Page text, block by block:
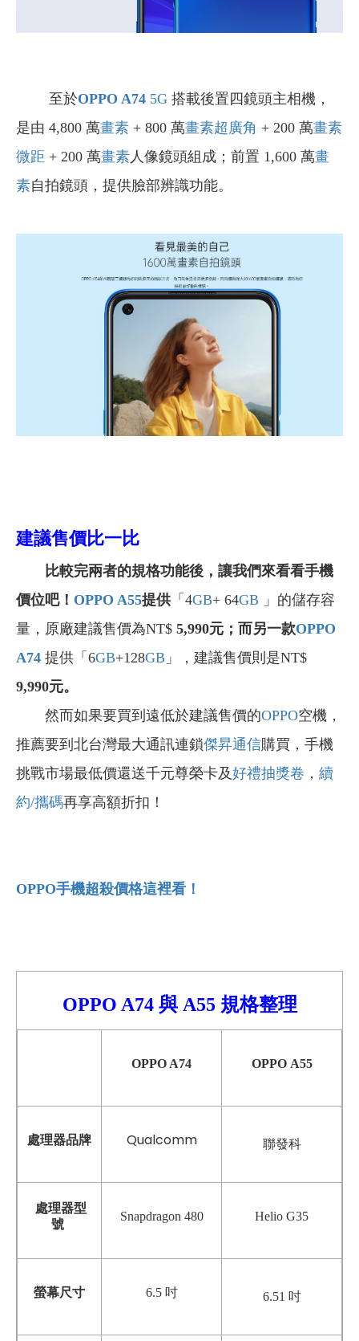
至於OPPO A74 5G 搭載後置四鏡頭主相機，
是由 4,800 萬畫素 + 800 萬畫素超廣角 + 200 萬畫素
微距 + 200 萬畫素人像鏡頭組成；前置 1,600 萬畫
素自拍鏡頭，提供臉部辨識功能。
建議售價比一比
比較完兩者的規格功能後，讓我們來看看手機
價位吧！ OPPO A55提供 「4GB+ 64GB 」的儲存容
量， 原廠建議售價為NT$ 5,990元；而另一款OPPO
A74 提供「6GB+128GB 」，建議售價則是NT$
9,990元。
然而如果要買到遠低於建議售價的OPPO空機，
推薦要到北台灣最大通訊連鎖傑昇通信購買，手機
挑戰市場最低價還送千元尊榮卡及好禮抽獎卷 ， 續
約/攜碼再享高額折扣！
OPPO手機超殺價格這裡看！
OPPO A74 與 A55 規格整理
OPPO A74 OPPO A55
處理器品牌 Qualcomm 聯發科
處理器型
號
Snapdragon 480 Helio G35
螢幕尺寸 6.5 吋 6.51 吋